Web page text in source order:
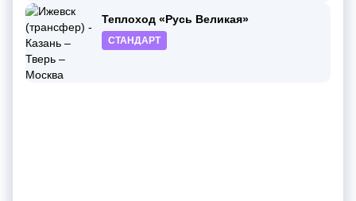
Теплоход «Русь Великая»
СТАНДАРТ